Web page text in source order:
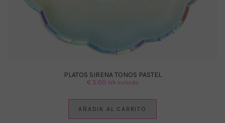
PLATOS SIRENA TONOS PASTEL
€5.00 IVA Incluido
AÑADIR AL CARRITO